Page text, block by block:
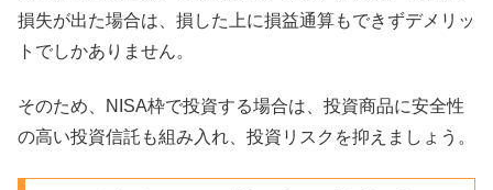
損失が出た場合は、損した上に損益通算もできずデメリッ
トでしかありません。
そのため、NISA枠で投資する場合は、投資商品に安全性
の高い投資信託も組み入れ、投資リスクを抑えましょう。